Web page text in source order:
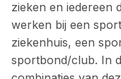
zieken en iedereen
werken bij een
ziekenhuis, een
sportbond/club. In